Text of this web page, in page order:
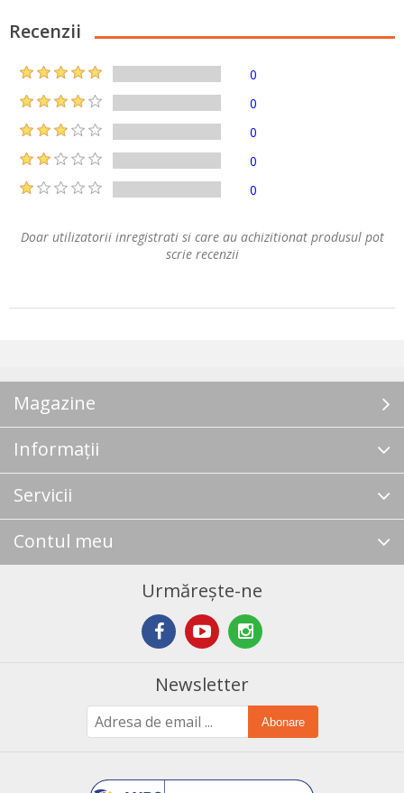
Recenzii
0
0
0
0
0
Doar utilizatorii inregistrati si care au achizitionat produsul pot
scrie recenzii
Magazine
Informații
Servicii
Contul meu
Urmărește-ne
Newsletter
Abonare